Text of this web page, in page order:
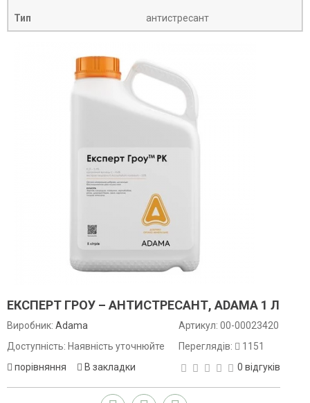
Тип антистресант
ЕКСПЕРТ ГРОУ – АНТИСТРЕСАНТ, ADAMA 1 Л
Виробник: Adama
Доступність: Наявність уточнюйте
порівняння
В закладки
Артикул: 00-00023420
Переглядів:
1151
0 відгуків